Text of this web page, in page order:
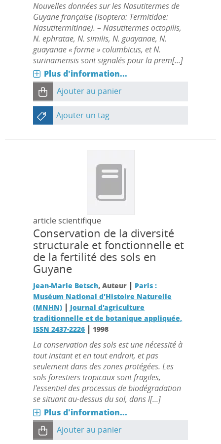
Nouvelles données sur les Nasutitermes de
Guyane française (Isoptera: Termitidae:
Nasutitermitinae). – Nasutitermes octopilis,
N. ephratae, N. similis, N. guayanae, N.
guayanae « forme » columbicus, et N.
surinamensis sont signalés pour la prem[...]
Plus d'information...
Ajouter au panier
Ajouter un tag
article scientifique
Conservation de la diversité
structurale et fonctionnelle et
de la fertilité des sols en
Guyane
Jean-Marie Betsch, Auteur | Paris :
Muséum National d'Histoire Naturelle
(MNHN) | Journal d'agriculture
traditionnelle et de botanique appliquée,
ISSN 2437-2226 | 1998
La conservation des sols est une nécessité à
tout instant et en tout endroit, et pas
seulement dans des zones protégées. Les
sols forestiers tropicaux sont fragiles,
l'essentiel des processus de biodégradation
se situant au-dessus du sol, dans l[...]
Plus d'information...
Ajouter au panier